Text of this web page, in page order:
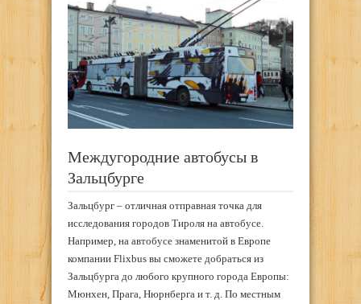
Междугородние автобусы в
Зальцбурге
Зальцбург – отличная отправная точка для
исследования городов Тироля на автобусе.
Например, на автобусе знаменитой в Европе
компании Flixbus вы сможете добраться из
Зальцбурга до любого крупного города Европы:
Мюнхен, Прага, Нюрнберга и т. д. По местным